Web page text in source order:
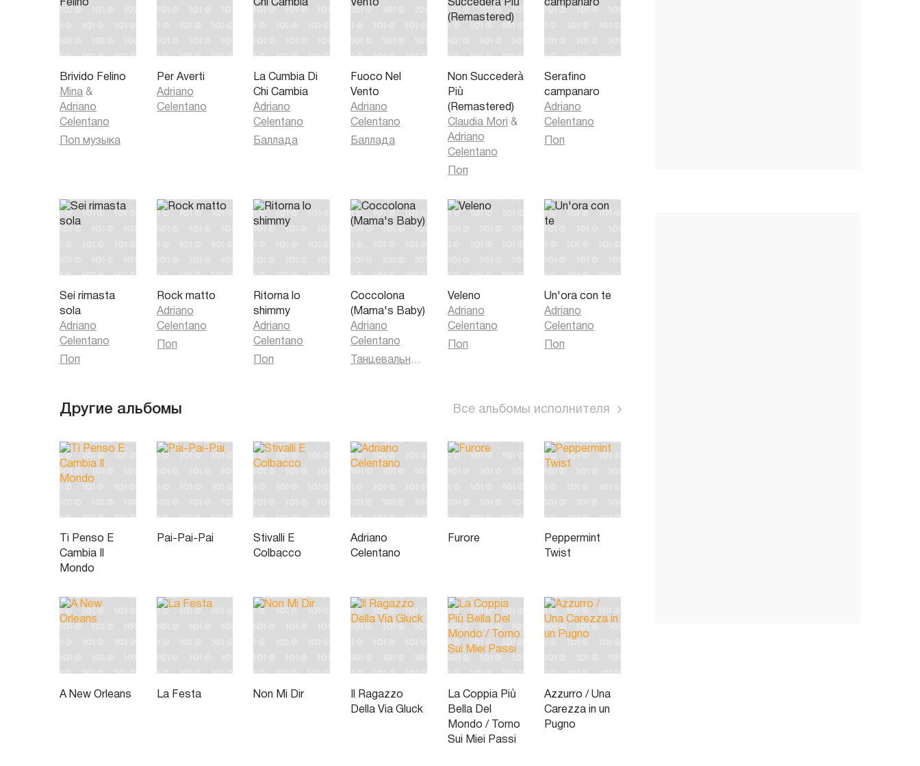
Brivido Felino
Mina &
Adriano
Celentano
Поп музыка
Per Averti
Adriano
Celentano
La Cumbia Di
Chi Cambia
Adriano
Celentano
Баллада
Fuoco Nel
Vento
Adriano
Celentano
Баллада
Non Succederà
Più
(Remastered)
Claudia Mori &
Adriano
Celentano
Поп
Serafino
campanaro
Adriano
Celentano
Поп
Sei rimasta
sola
Adriano
Celentano
Поп
Rock matto
Adriano
Celentano
Поп
Ritorna lo
shimmy
Adriano
Celentano
Поп
Coccolona
(Mama's Baby)
Adriano
Celentano
Танцевальная музыка
Veleno
Adriano
Celentano
Поп
Un'ora con te
Adriano
Celentano
Поп
Другие альбомы Все альбомы исполнителя
Ti Penso E
Cambia Il
Mondo
Pai-Pai-Pai
Stivalli E
Colbacco
Adriano
Celentano
Furore
Peppermint
Twist
A New Orleans La Festa Non Mi Dir
Il Ragazzo
Della Via Gluck
La Coppia Più
Bella Del
Mondo / Torno
Sui Miei Passi
Azzurro / Una
Carezza in un
Pugno